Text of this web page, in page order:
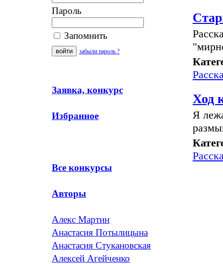
Пароль
Запомнить
забыли пароль ?
Заявка, конкурс
Избранное
Все конкурсы
Авторы
Алекс Мартин
Анастасия Потылицына
Анастасия Стукановская
Алексей Агейченко
Ход
Я